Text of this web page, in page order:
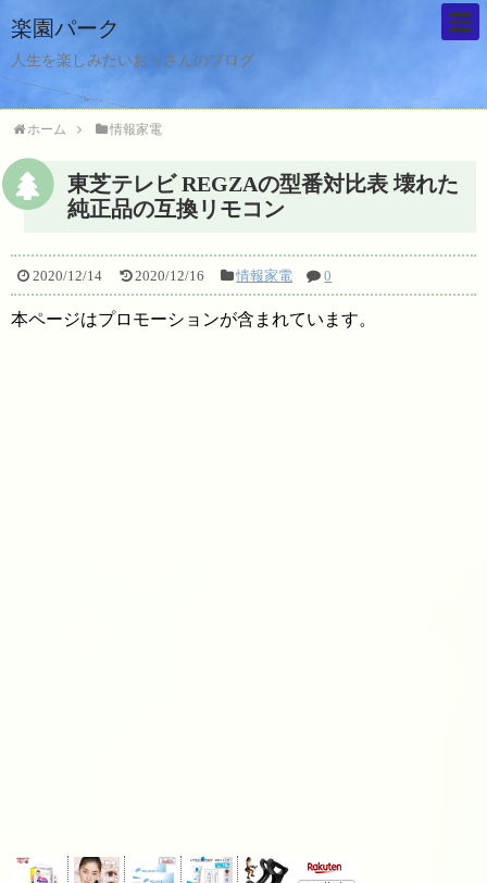
楽園パーク
人生を楽しみたいおっさんのブログ
ホーム 情報家電
東芝テレビ REGZAの型番対比表 壊れた
純正品の互換リモコン
2020/12/14 2020/12/16 情報家電 0
本ページはプロモーションが含まれています。